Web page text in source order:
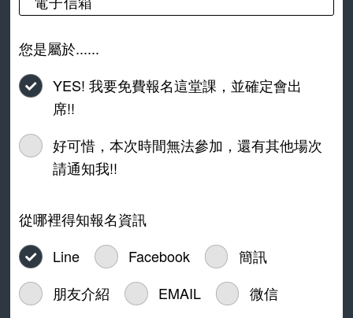
您是屬於......
YES! 我要免費報名這堂課，並確定會出
席!!
好可惜，本次時間無法參加，還有其他場次
請通知我!!
從哪裡得知報名資訊
Line
Facebook
簡訊
朋友介紹
EMAIL
微信